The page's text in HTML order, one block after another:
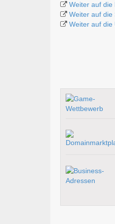
Weiter auf die
Weiter auf die
Weiter auf die